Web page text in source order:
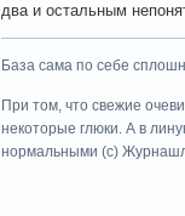
два и остальным
База сама по себе
При том, что свежие
некоторые глюки. А в
нормальными (c)